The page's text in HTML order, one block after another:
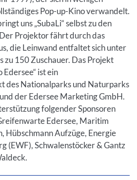
Pop-up-Kino verwandelt.
uns „SubaLi“ selbst zu den
Projektor fährt durch das
die Leinwand entfaltet sich unter
zu 150 Zuschauer. Das Projekt
Edersee“ ist ein
des Nationalparks und Naturparks
der Edersee Marketing GmbH.
folgender Sponsoren
Edersee, Maritim
Hübschmann Aufzüge, Energie
(EWF), Schwalenstöcker & Gantz